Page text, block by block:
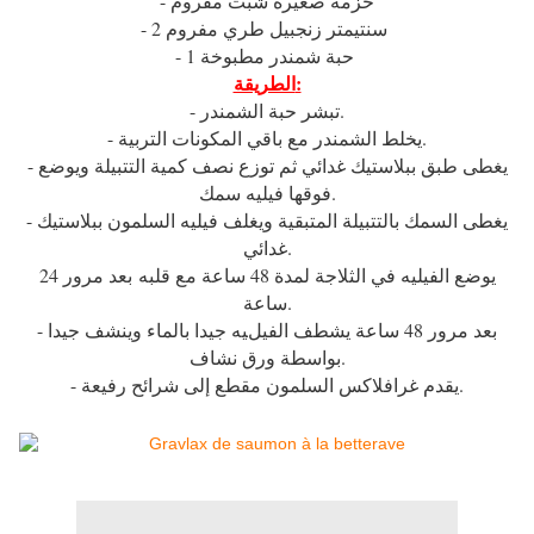
الطريقة:
- تبشر حبة الشمندر.
- يخلط الشمندر مع باقي المكونات التربية.
- يغطى طبق ببلاستيك غدائي ثم توزع نصف كمية التتبيلة ويوضع
فوقها فيليه سمك.
- يغطى السمك بالتتبيلة المتبقية ويغلف فيليه السلمون ببلاستيك
غدائي.
يوضع الفيليه في الثلاجة لمدة 48 ساعة مع قلبه بعد مرور 24
ساعة.
- بعد مرور 48 ساعة يشطف الفيليه جيدا بالماء وينشف جيدا
بواسطة ورق نشاف.
- يقدم غرافلاكس السلمون مقطع إلى شرائح رفيعة.